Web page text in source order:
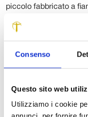
Consenso
Questo sito web
Utilizziamo i cookie
piccolo fabbricato a
Con la donazione
signora Giuseppina si
diritto di usufrutto
questa mattina nella
Micheletto nel corso
oltre al presidente